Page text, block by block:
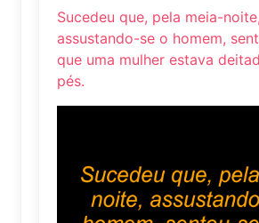
Sucedeu que, pela meia-noite,
assustando-se o homem,
que uma mulher estava
pés.